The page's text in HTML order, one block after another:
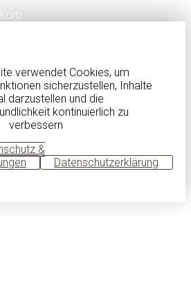
verwendet Cookies, um
sicherzustellen, Inhalte
darzustellen und die
kontinuierlich zu
verbessern
&
Datenschutzerklärung